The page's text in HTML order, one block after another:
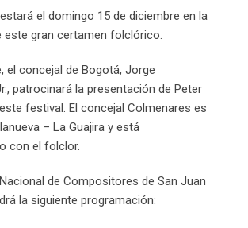
el domingo 15 de diciembre en la
este gran certamen folclórico.
el concejal de Bogotá, Jorge
patrocinará la presentación de Peter
festival. El concejal Colmenares es
– La Guajira y está
con el folclor.
de Compositores de San Juan
la siguiente programación: